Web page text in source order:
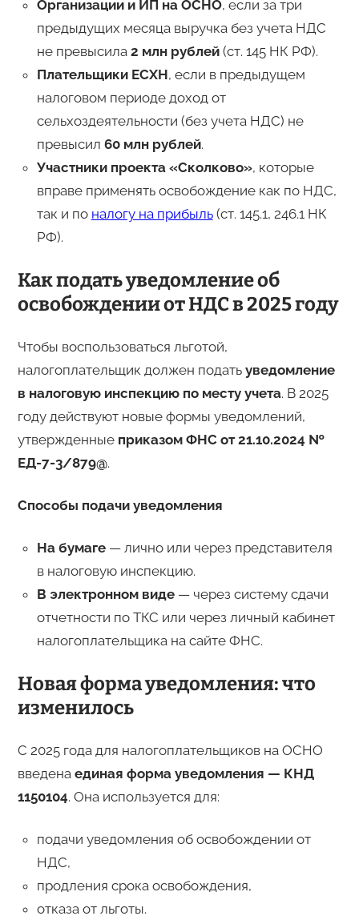
Организации и ИП на ОСНО, если за три
предыдущих месяца выручка без учета НДС
не превысила 2 млн рублей(ст. 145 НК РФ).
Плательщики ЕСХН, если в предыдущем
налоговом периоде доход от
сельхоздеятельности (без учета НДС) не
превысил 60 млн рублей.
Участники проекта «Сколково», которые
вправе применять освобождение как по НДС,
так и по налогу на прибыль(ст. 145.1, 246.1 НК
РФ).
Как подать уведомление об
освобождении от НДС в 2025 году
Чтобы воспользоваться льготой,
налогоплательщик должен подать уведомление
в налоговую инспекцию по месту учета. В 2025
году действуют новые формы уведомлений,
утвержденные приказом ФНС от 21.10.2024 №
ЕД-7-3/879@.
Способы подачи уведомления
На бумаге— лично или через представителя
в налоговую инспекцию.
В электронном виде— через систему сдачи
отчетности по ТКС или через личный кабинет
налогоплательщика на сайте ФНС.
Новая форма уведомления: что
изменилось
С 2025 года для налогоплательщиков на ОСНО
введена единая форма уведомления — КНД
1150104. Она используется для:
подачи уведомления об освобождении от
НДС,
продления срока освобождения,
отказа от льготы.